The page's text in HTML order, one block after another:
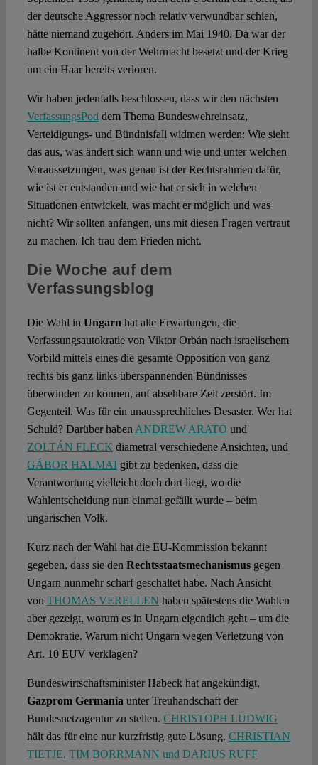
der deutsche Aggressor noch relativ verwundbar schien,
hätte niemand zugehört. Anders im Mai 1940. Da war der
halbe Kontinent von der Wehrmacht besetzt und der Krieg
um ein Haar bereits verloren.
Wir haben jedenfalls beschlossen, dass wir den nächsten
VerfassungsPod dem Thema Bundeswehreinsatz,
Verteidigungs- und Bündnisfall widmen werden: Wie sieht
das aus, was ändert sich wann und wie und unter welchen
Voraussetzungen, was genau ist der Rechtsrahmen dafür,
wie ist er entstanden und wie hat er sich in welchen
Situationen entwickelt, was macht er möglich und was
nicht? Wir sollten anfangen, uns mit diesen Fragen vertraut
zu machen. Ich trau dem Frieden nicht.
Die Woche auf dem
Verfassungsblog
Die Wahl in Ungarn hat alle Erwartungen, die
Verfassungsautokratie von Viktor Orbán nach israelischem
Vorbild mittels eines die gesamte Opposition von ganz
rechts bis ganz links überspannenden Bündnisses
überwinden zu können, auf absehbare Zeit zerstört. Im
Gegenteil. Was für ein unaussprechliches Desaster. Wer hat
Schuld? Darüber haben ANDREW ARATO und
ZOLTÁN FLECK diametral verschiedene Ansichten, und
GÁBOR HALMAIgibt zu bedenken, dass die
Verantwortung vielleicht doch dort liegt, wo die
Wahlentscheidung nun einmal gefällt wurde – beim
ungarischen Volk.
Kurz nach der Wahl hat die EU-Kommission bekannt
gegeben, dass sie den Rechtsstaatsmechanismusgegen
Ungarn nunmehr scharf geschaltet habe. Nach Ansicht
von THOMAS VERELLEN haben spätestens die Wahlen
aber gezeigt, worum es in Ungarn eigentlich geht – um die
Demokratie. Warum nicht Ungarn wegen Verletzung von
Art. 10 EUV verklagen?
Bundeswirtschaftsminister Habeck hat angekündigt,
Gazprom Germania unter Treuhandschaft der
Bundesnetzagentur zu stellen. CHRISTOPH LUDWIG
hält das für eine nur kurzfristig gute Lösung. CHRISTIAN
TIETJE, TIM BORRMANN und DARIUS RUFF